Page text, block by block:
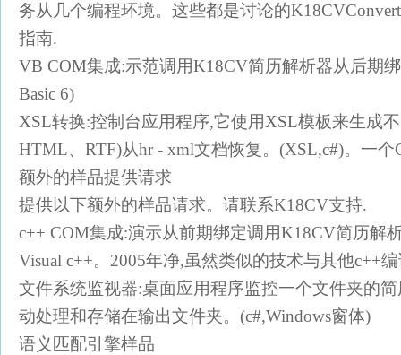
务从几个编程环境。这些都是讨论的
指南.
VB COM集成:示范调用K18CV简历解析器从后期
Basic 6)
XSL转换:控制台应用程序,它使用XSL模板来生成
HTML、RTF)从hr - xml文档恢复。(XSL,c#)。一
额外的样品提供请求
提供以下额外的样品请求。请联系K18CV支持.
c++ COM集成:演示从前期绑定调用K18CV简历解
Visual c++。2005年净,虽然类似的技术与其他c++
文件系统监视器:桌面应用程序监控一个文件夹的
动处理和存储在输出文件夹。(c#,Windows窗体)
语义匹配引擎样品